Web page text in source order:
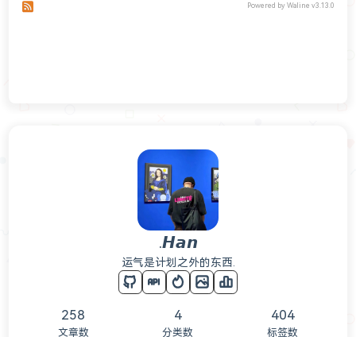
Subscribe to comments of this site
Powered byWaline v3.13.0
.𝙃𝙖𝙣
运气是计划之外的东西.
258
文章数
4
分类数
404
标签数